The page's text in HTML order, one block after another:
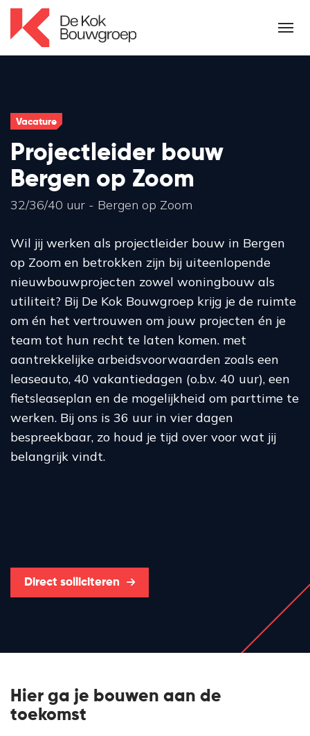
Vacature
Projectleider bouw
Bergen op Zoom
32/36/40 uur - Bergen op Zoom
Wil jij werken als projectleider bouw in Bergen
op Zoom en betrokken zijn bij uiteenlopende
nieuwbouwprojecten zowel woningbouw als
utiliteit? Bij De Kok Bouwgroep krijg je de ruimte
om én het vertrouwen om jouw projecten én je
team tot hun recht te laten komen. met
aantrekkelijke arbeidsvoorwaarden zoals een
leaseauto, 40 vakantiedagen (o.b.v. 40 uur), een
fietsleaseplan en de mogelijkheid om parttime te
werken. Bij ons is 36 uur in vier dagen
bespreekbaar, zo houd je tijd over voor wat jij
belangrijk vindt.
Direct solliciteren
Hier ga je bouwen aan de
toekomst